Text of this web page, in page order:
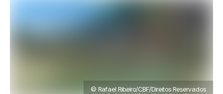
© Rafael Ribeiro/CBF/Direitos Reservados